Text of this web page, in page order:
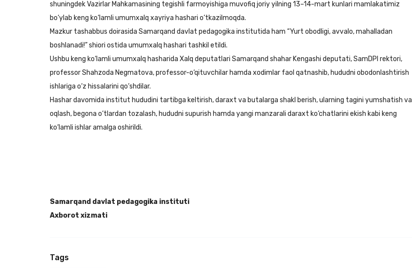
shuningdek Vazirlar Mahkamasining tegishli farmoyishiga muvofiq joriy yilning 13–14-mart kunlari mamlakatimiz
bo‘ylab keng ko‘lamli umumxalq xayriya hashari o‘tkazilmoqda.
Mazkur tashabbus doirasida Samarqand davlat pedagogika institutida ham “Yurt obodligi, avvalo, mahalladan
boshlanadi!” shiori ostida umumxalq hashari tashkil etildi.
Ushbu keng ko‘lamli umumxalq hasharida Xalq deputatlari Samarqand shahar Kengashi deputati, SamDPI rektori,
professor Shahzoda Negmatova, professor-o‘qituvchilar hamda xodimlar faol qatnashib, hududni obodonlashtirish
ishlariga o‘z hissalarini qo‘shdilar.
Hashar davomida institut hududini tartibga keltirish, daraxt va butalarga shakl berish, ularning tagini yumshatish va
oqlash, begona o‘tlardan tozalash, hududni supurish hamda yangi manzarali daraxt ko‘chatlarini ekish kabi keng
ko‘lamli ishlar amalga oshirildi.
Samarqand davlat pedagogika instituti
Axborot xizmati
Tags